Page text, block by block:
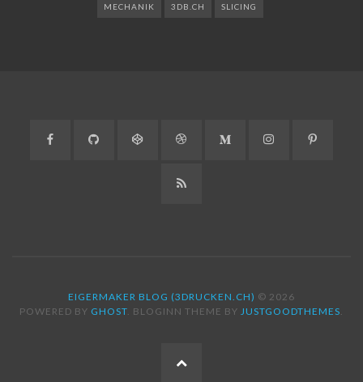
MECHANIK 3DB.CH SLICING
Facebook GitHub CodePen DribbbleMedium Instagram
RSS
EIGERMAKER BLOG (3DRUCKEN.CH) © 2026
POWERED BY GHOST . BLOGINN THEME BY JUSTGOODTHEMES